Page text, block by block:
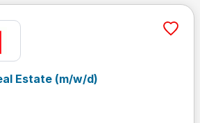
in über 120 Ländern
Unternehmen zu unterstütze
Teams und gestalten Si
des Risikomanagements!
Estate (m/w/d)